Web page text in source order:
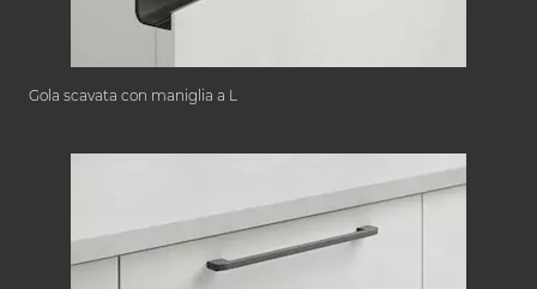
Gola scavata con maniglia a L